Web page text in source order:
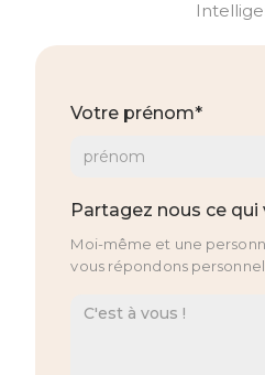
Votre prénom*
Partagez nous ce
Moi-même et une
vous répondons